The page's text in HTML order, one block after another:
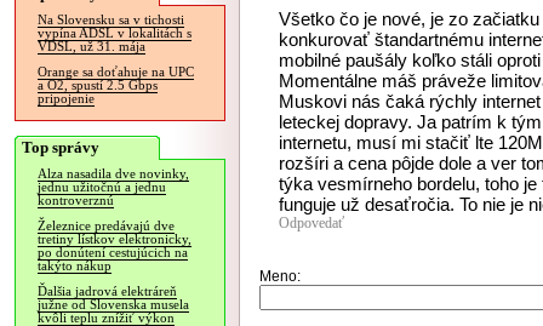
Na Slovensku sa v tichosti
vypína ADSL v lokalitách s
VDSL, už 31. mája
Orange sa doťahuje na UPC
a O2, spustí 2.5 Gbps
pripojenie
Top správy
Alza nasadila dve novinky,
jednu užitočnú a jednu
kontroverznú
Železnice predávajú dve
tretiny lístkov elektronicky,
po donútení cestujúcich na
takýto nákup
Ďalšia jadrová elektráreň
južne od Slovenska musela
kvôli teplu znížiť výkon
Všetko čo je nové, je zo
konkurovať štandartnému
mobilné paušály koľko stáli
Momentálne máš práveže
Muskovi nás čaká rýchly
leteckej dopravy. Ja patrím k
internetu, musí mi stačiť lte
rozšíri a cena pôjde dole a ver
týka vesmírneho bordelu, toho
funguje už desaťročia. To nie je
Odpovedať
Meno: